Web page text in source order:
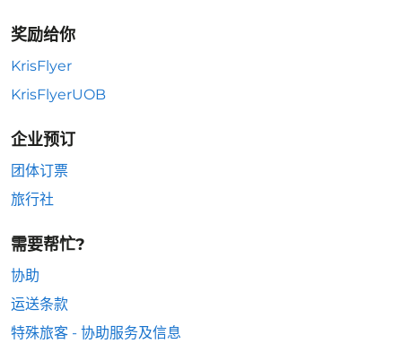
奖励给你
KrisFlyer
KrisFlyerUOB
企业预订
团体订票
旅行社
需要帮忙?
协助
运送条款
特殊旅客 - 协助服务及信息